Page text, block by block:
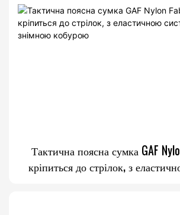
Тактична поясна сумка GAF
кріпиться до стрілок, з